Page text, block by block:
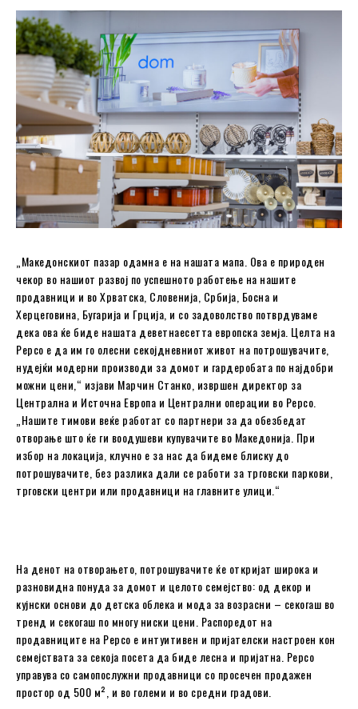
„Македонскиот пазар одамна е на нашата мапа. Ова е природен
чекор во нашиот развој по успешното работење на нашите
продавници и во Хрватска, Словенија, Србија, Босна и
Херцеговина, Бугарија и Грција, и со задоволство потврдуваме
дека ова ќе биде нашата деветнаесетта европска земја. Целта на
Pepco е да им го олесни секојдневниот живот на потрошувачите,
нудејќи модерни производи за домот и гардеробата по најдобри
можни цени,“ изјави Марчин Станко, извршен директор за
Централна и Источна Европа и Централни операции во Pepco.
„Нашите тимови веќе работат со партнери за да обезбедат
отворање што ќе ги воодушеви купувачите во Македонија. При
избор на локација, клучно е за нас да бидеме блиску до
потрошувачите, без разлика дали се работи за трговски паркови,
трговски центри или продавници на главните улици.“
На денот на отворањето, потрошувачите ќе откријат широка и
разновидна понуда за домот и целото семејство: од декор и
кујнски основи до детска облека и мода за возрасни – секогаш во
тренд и секогаш по многу ниски цени. Распоредот на
продавниците на Pepco е интуитивен и пријателски настроен кон
семејствата за секоја посета да биде лесна и пријатна. Pepco
управува со самопослужни продавници со просечен продажен
простор од 500 м², и во големи и во средни градови.